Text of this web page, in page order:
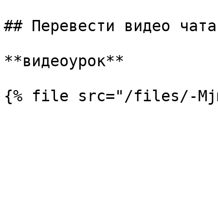
## Перевести видео чата
**видеоурок**